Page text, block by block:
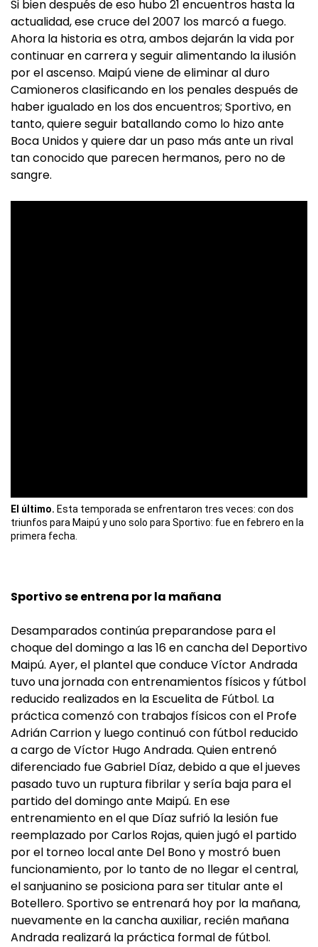
Si bien después de eso hubo 21 encuentros hasta la
actualidad, ese cruce del 2007 los marcó a fuego.
Ahora la historia es otra, ambos dejarán la vida por
continuar en carrera y seguir alimentando la ilusión
por el ascenso. Maipú viene de eliminar al duro
Camioneros clasificando en los penales después de
haber igualado en los dos encuentros; Sportivo, en
tanto, quiere seguir batallando como lo hizo ante
Boca Unidos y quiere dar un paso más ante un rival
tan conocido que parecen hermanos, pero no de
sangre.
El último. Esta temporada se enfrentaron tres veces: con dos
triunfos para Maipú y uno solo para Sportivo: fue en febrero en la
primera fecha.
Sportivo se entrena por la mañana
Desamparados continúa preparandose para el
choque del domingo a las 16 en cancha del Deportivo
Maipú. Ayer, el plantel que conduce Víctor Andrada
tuvo una jornada con entrenamientos físicos y fútbol
reducido realizados en la Escuelita de Fútbol. La
práctica comenzó con trabajos físicos con el Profe
Adrián Carrion y luego continuó con fútbol reducido
a cargo de Víctor Hugo Andrada. Quien entrenó
diferenciado fue Gabriel Díaz, debido a que el jueves
pasado tuvo un ruptura fibrilar y sería baja para el
partido del domingo ante Maipú. En ese
entrenamiento en el que Díaz sufrió la lesión fue
reemplazado por Carlos Rojas, quien jugó el partido
por el torneo local ante Del Bono y mostró buen
funcionamiento, por lo tanto de no llegar el central,
el sanjuanino se posiciona para ser titular ante el
Botellero. Sportivo se entrenará hoy por la mañana,
nuevamente en la cancha auxiliar, recién mañana
Andrada realizará la práctica formal de fútbol.